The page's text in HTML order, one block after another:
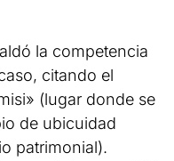
la competencia
citando el
(lugar donde se
de ubicuidad
patrimonial).